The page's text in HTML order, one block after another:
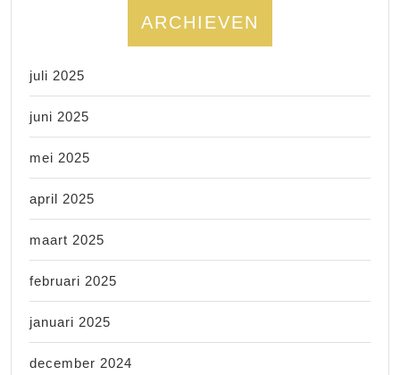
ARCHIEVEN
juli 2025
juni 2025
mei 2025
april 2025
maart 2025
februari 2025
januari 2025
december 2024